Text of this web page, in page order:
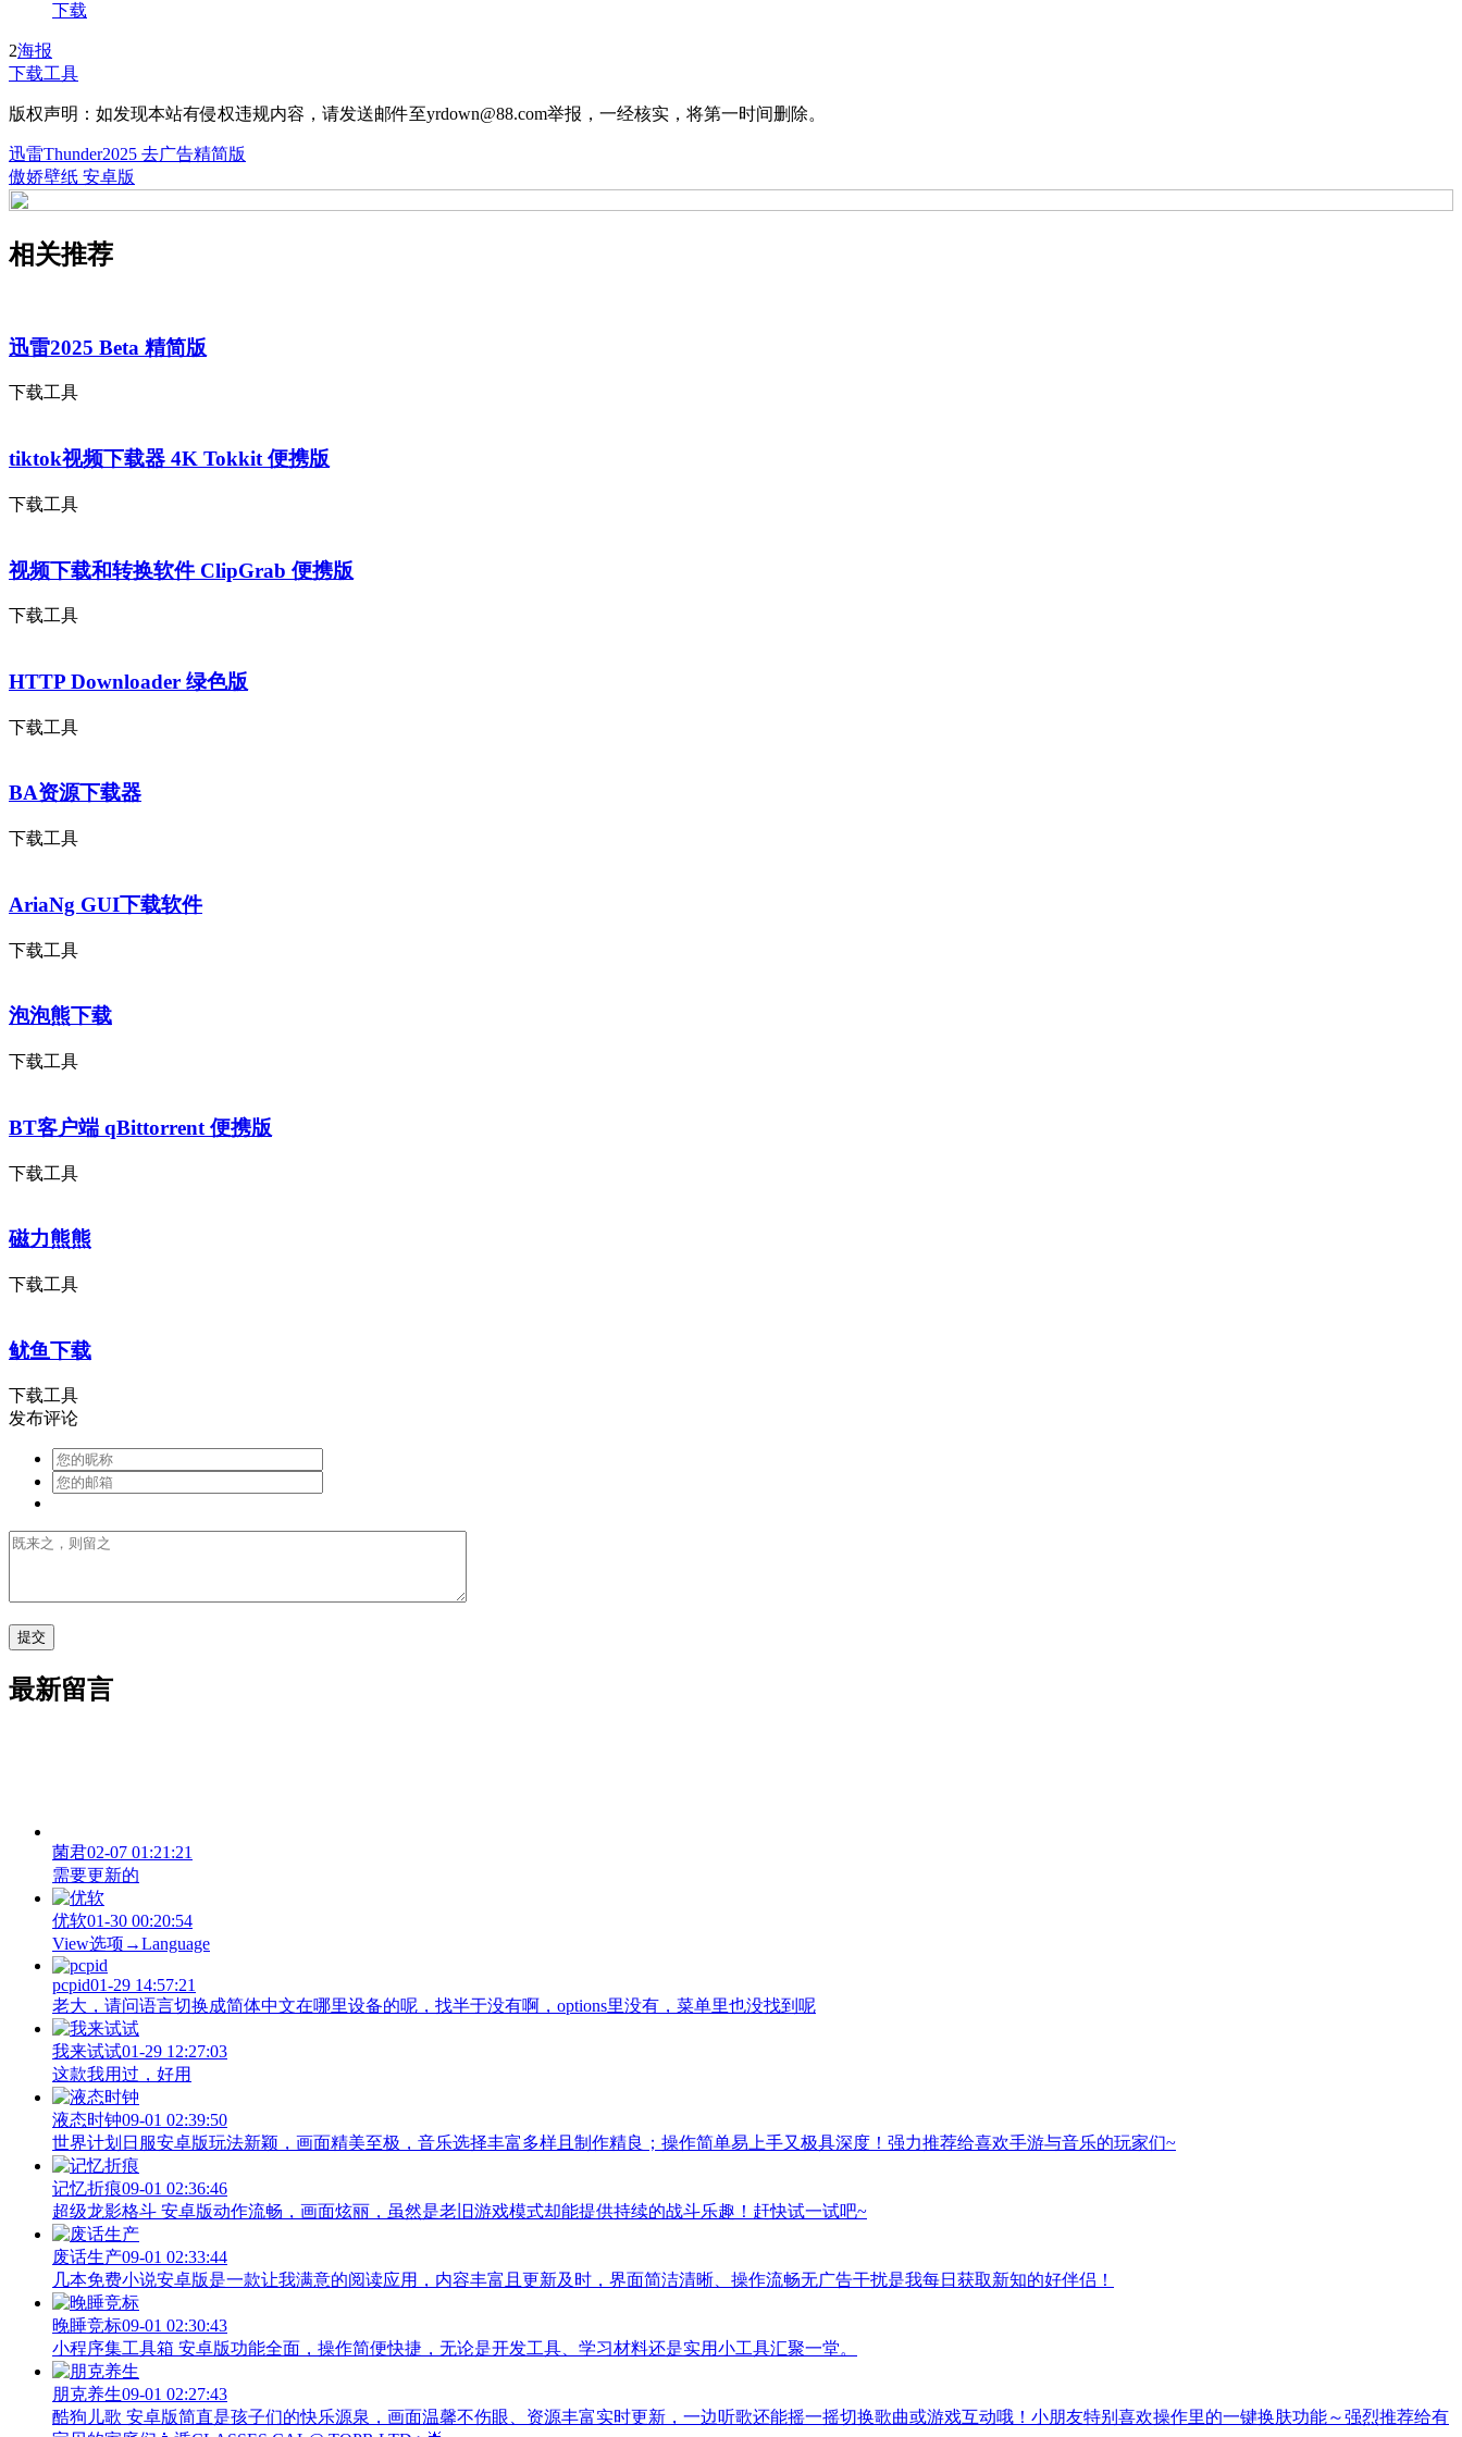
下载
2海报
下载工具
版权声明：如发现本站有侵权违规内容，请发送邮件至yrdown@88.com举报，一经核实，将第一时间删除。
迅雷Thunder2025 去广告精简版
傲娇壁纸 安卓版
相关推荐
迅雷2025 Beta 精简版
下载工具
tiktok视频下载器 4K Tokkit 便携版
下载工具
视频下载和转换软件 ClipGrab 便携版
下载工具
HTTP Downloader 绿色版
下载工具
BA资源下载器
下载工具
AriaNg GUI下载软件
下载工具
泡泡熊下载
下载工具
BT客户端 qBittorrent 便携版
下载工具
磁力熊熊
下载工具
鱿鱼下载
下载工具
发布评论
最新留言
菌君02-07 01:21:21
需要更新的
优软01-30 00:20:54
View‌选项→Language
pcpid01-29 14:57:21
老大，请问语言切换成简体中文在哪里设备的呢，找半于没有啊，options里没有，菜单里也没找到呢
我来试试01-29 12:27:03
这款我用过，好用
液态时钟09-01 02:39:50
世界计划日服安卓版玩法新颖，画面精美至极，音乐选择丰富多样且制作精良；操作简单易上手又极具深度！强力推荐给喜欢手游与音乐的玩家们~
记忆折痕09-01 02:36:46
超级龙影格斗 安卓版动作流畅，画面炫丽，虽然是老旧游戏模式却能提供持续的战斗乐趣！赶快试一试吧~
废话生产09-01 02:33:44
几本免费小说安卓版是一款让我满意的阅读应用，内容丰富且更新及时，界面简洁清晰、操作流畅无广告干扰是我每日获取新知的好伴侣！
晚睡竞标09-01 02:30:43
小程序集工具箱 安卓版功能全面，操作简便快捷，无论是开发工具、学习材料还是实用小工具汇聚一堂。
朋克养生09-01 02:27:43
酷狗儿歌 安卓版简直是孩子们的快乐源泉，画面温馨不伤眼、资源丰富实时更新，一边听歌还能摇一摇切换歌曲或游戏互动哦！小朋友特别喜欢操作里的一键换肤功能～强烈推荐给有